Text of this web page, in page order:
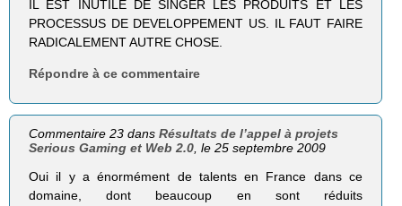
IL EST INUTILE DE SINGER LES PRODUITS ET LES
PROCESSUS DE DEVELOPPEMENT US. IL FAUT FAIRE
RADICALEMENT AUTRE CHOSE.
Répondre à ce commentaire
Commentaire 23 dansRésultats de l’appel à projets
Serious Gaming et Web 2.0 , le 25 septembre 2009
Oui il y a énormément de talents en France dans ce
domaine, dont beaucoup en sont réduits